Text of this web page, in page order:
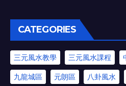
CATEGORIES
三元風水教學 三元風水課程
九龍城區 元朗區 八卦風水